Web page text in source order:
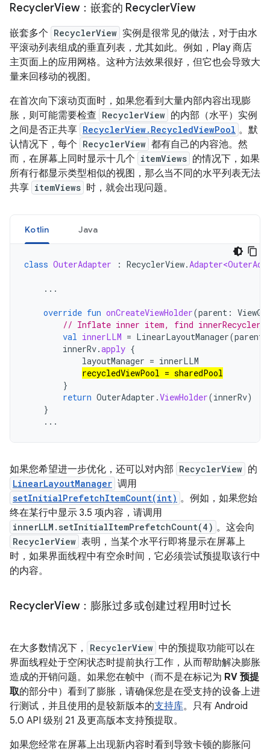
RecyclerView：嵌套的 RecyclerView
嵌套多个 RecyclerView 实例是很常见的做法，对于由水
平滚动列表组成的垂直列表，尤其如此。例如，Play 商店
主页面上的应用网格。这种方法效果很好，但它也会导致大
量来回移动的视图。
在首次向下滚动页面时，如果您看到大量内部内容出现膨
胀，则可能需要检查 RecyclerView 的内部（水平）实例
之间是否正共享 RecyclerView.RecycledViewPool 。默
认情况下，每个 RecyclerView 都有自己的内容池。然
而，在屏幕上同时显示十几个 itemViews 的情况下，如果
所有行都显示类型相似的视图，那么当不同的水平列表无法
共享 itemViews 时，就会出现问题。
Kotlin Java
class OuterAdapter : RecyclerView.
...
override fun onCreateViewHolder(parent :
// Inflate inner item, find
val innerLLM = LinearLayoutManager(parent
innerRv.apply {
layoutManager = innerLLM
recycledViewPool = sharedPool
}
return OuterAdapter .ViewHolder(innerRv)
}
...
如果您希望进一步优化，还可以对内部 RecyclerView 的
LinearLayoutManager 调用
setInitialPrefetchItemCount(int) 。例如，如果您始
终在某行中显示 3.5 项内容，请调用
innerLLM.setInitialItemPrefetchCount(4) 。这会向
RecyclerView 表明，当某个水平行即将显示在屏幕上
时，如果界面线程中有空余时间，它必须尝试预提取该行中
的内容。
RecyclerView：膨胀过多或创建过程用时过长
在大多数情况下， RecyclerView 中的预提取功能可以在
界面线程处于空闲状态时提前执行工作，从而帮助解决膨胀
造成的开销问题。如果您在帧中（而不是在标记为 RV 预提
取的部分中）看到了膨胀，请确保您是在受支持的设备上进
行测试，并且使用的是较新版本的支持库。只有 Android
5.0 API 级别 21 及更高版本支持预提取。
如果您经常在屏幕上出现新内容时看到导致卡顿的膨胀问